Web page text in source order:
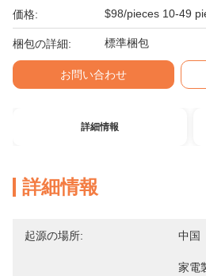
価格: $98/pieces 10-49
梱包の詳細: 標準梱包
お問い合わせ
詳細情報
詳細情報
起源の場所: 中国
家電